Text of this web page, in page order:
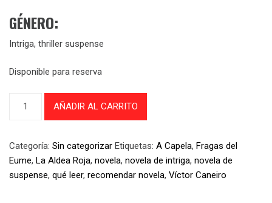
GÉNERO:
Intriga, thriller suspense
Disponible para reserva
cantidad
AÑADIR AL CARRITO
Categoría: Sin categorizar Etiquetas: A Capela, Fragas del
Eume, La Aldea Roja, novela, novela de intriga, novela de
suspense, qué leer, recomendar novela, Víctor Caneiro